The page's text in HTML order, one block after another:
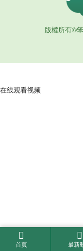
版權所有©
首頁 最新
在线观看视频